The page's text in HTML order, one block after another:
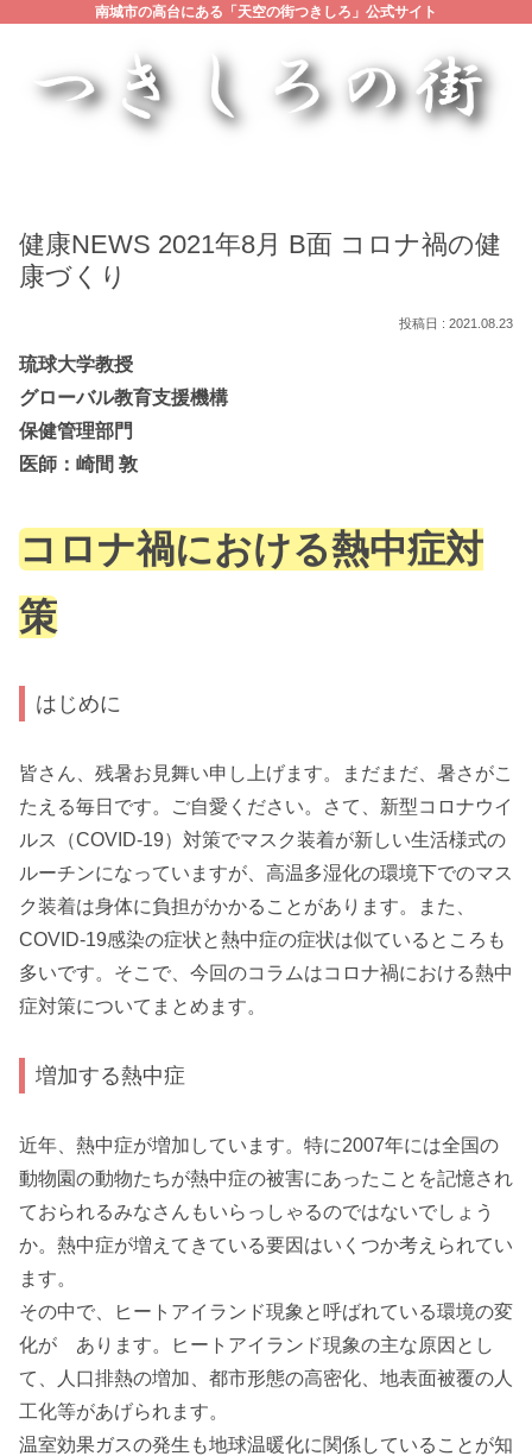
南城市の高台にある「天空の街つきしろ」公式サイト
健康NEWS 2021年8月 B面 コロナ禍の健
康づくり
2021.08.23
琉球大学教授
グローバル教育支援機構
保健管理部門
医師：崎間 敦
コロナ禍における熱中症対
策
はじめに
皆さん、残暑お見舞い申し上げます。まだまだ、暑さがこ
たえる毎日です。ご自愛ください。さて、新型コロナウイ
ルス（COVID-19）対策でマスク装着が新しい生活様式の
ルーチンになっていますが、高温多湿化の環境下でのマス
ク装着は身体に負担がかかることがあります。また、
COVID-19感染の症状と熱中症の症状は似ているところも
多いです。そこで、今回のコラムはコロナ禍における熱中
症対策についてまとめます。
増加する熱中症
近年、熱中症が増加しています。特に2007年には全国の
動物園の動物たちが熱中症の被害にあったことを記憶され
ておられるみなさんもいらっしゃるのではないでしょう
か。熱中症が増えてきている要因はいくつか考えられてい
ます。
その中で、ヒートアイランド現象と呼ばれている環境の変
化が あります。ヒートアイランド現象の主な原因とし
て、人口排熱の増加、都市形態の高密化、地表面被覆の人
工化等があげられます。
温室効果ガスの発生も地球温暖化に関係していることが知